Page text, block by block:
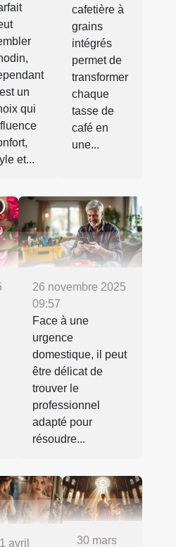
un
qui
et...
cafetière à
grains
intégrés
permet de
transformer
chaque
tasse de
café en
une...
26 novembre 2025
09:57
Face à une
urgence
domestique, il peut
être délicat de
trouver le
professionnel
adapté pour
résoudre...
avril
30 mars